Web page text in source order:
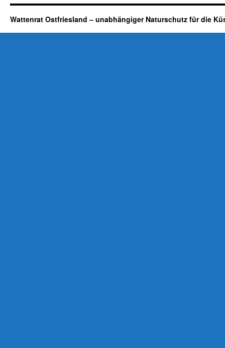
Wattenrat Ostfriesland – unabhängiger Naturschutz für die